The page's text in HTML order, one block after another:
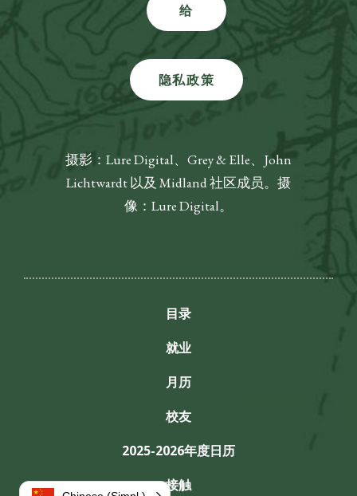
给
隐私政策
摄影：Lure Digital、Grey & Elle、John
Lichtwardt 以及 Midland 社区成员。摄
像：Lure Digital。
目录
就业
月历
校友
2025-2026年度日历
接触